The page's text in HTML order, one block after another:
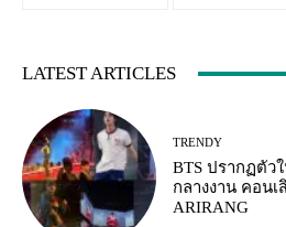
LATEST ARTICLES
TRENDY
BTS ปรากฏตัว
กลางงาน คอนเ
ARIRANG